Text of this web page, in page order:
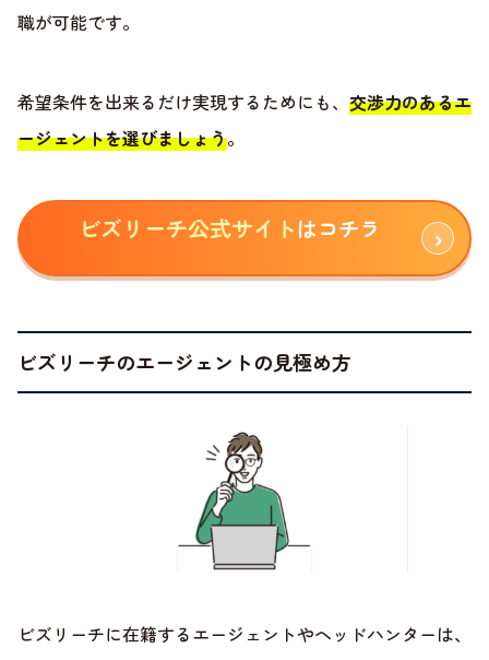
職が可能です。
希望条件を出来るだけ実現するためにも、 交渉力のあるエ
ージェントを選びましょう。
ビズリーチ公式サイトはコチラ
ビズリーチのエージェントの見極め方
ビズリーチに在籍するエージェントやヘッドハンターは、